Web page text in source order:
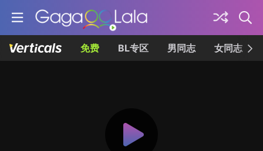
免费 BL专区 男同志 女同志